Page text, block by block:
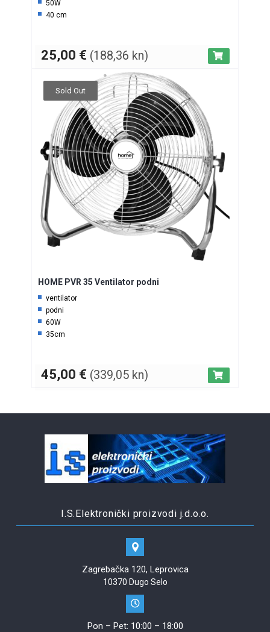
50W
40 cm
25,00 € (188,36 kn)
HOME PVR 35 Ventilator podni
ventilator
podni
60W
35cm
45,00 € (339,05 kn)
Sold Out
I.S.Elektronički proizvodi j.d.o.o.
Zagrebačka 120, Leprovica
10370 Dugo Selo
Pon – Pet: 10:00 – 18:00